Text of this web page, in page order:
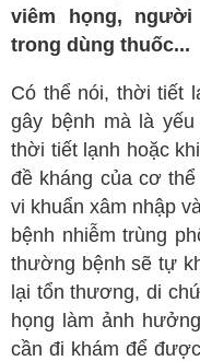
Ngoại khoa
Ngoại tổng quát
Ngoại tiết niệu
Chấn thương chỉnh
Dược Khoa
Các bài thuốc hay
Cách sử dụng thuốc
Y học cổ truyền
Dược học cổ truyền
viêm họng,
trong dùng thuốc...
Có thể nói, thời tiết
gây bệnh mà là
thời tiết lạnh hoặc
đề kháng của cơ
vi khuẩn xâm nhập
bệnh nhiễm trùng
thường bệnh sẽ tự
lại tổn thương, di
họng làm ảnh
cần đi khám để